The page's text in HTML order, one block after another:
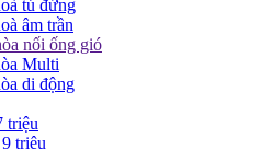
tủ đứng
âm trần
nối ống gió
Multi
di động
triệu
triệu